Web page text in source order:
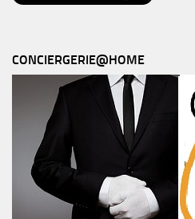
CONCIERGERIE@HOME